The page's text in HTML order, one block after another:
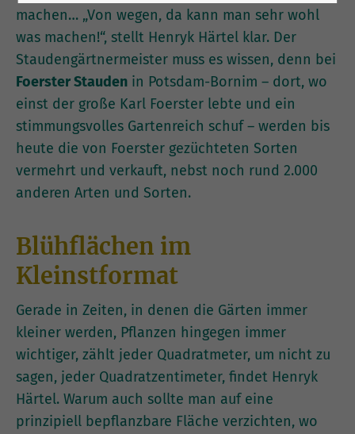
machen… „Von wegen, da kann man sehr wohl
was machen!“, stellt Henryk Härtel klar. Der
Staudengärtnermeister muss es wissen, denn bei
Foerster Stauden in Potsdam-Bornim – dort, wo
einst der große Karl Foerster lebte und ein
stimmungsvolles Gartenreich schuf – werden bis
heute die von Foerster gezüchteten Sorten
vermehrt und verkauft, nebst noch rund 2.000
anderen Arten und Sorten.
Blühflächen im
Kleinstformat
Gerade in Zeiten, in denen die Gärten immer
kleiner werden, Pflanzen hingegen immer
wichtiger, zählt jeder Quadratmeter, um nicht zu
sagen, jeder Quadratzentimeter, findet Henryk
Härtel. Warum auch sollte man auf eine
prinzipiell bepflanzbare Fläche verzichten, wo